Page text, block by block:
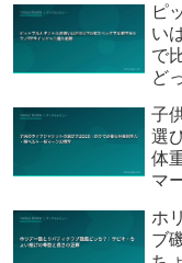
ピ
い
で
ど
子
選
体
マ
ホ
ブ